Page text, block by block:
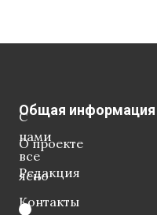
С
нами
все
ясно
Общая информация
О проекте
Редакция
Контакты